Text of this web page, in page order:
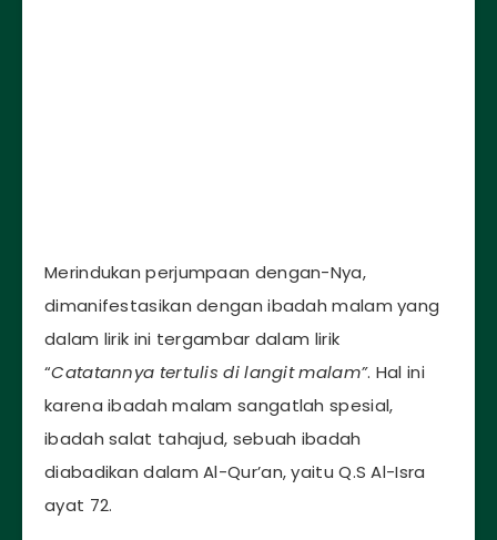
Merindukan perjumpaan dengan-Nya,
dimanifestasikan dengan ibadah malam yang
dalam lirik ini tergambar dalam lirik
“Catatannya tertulis di langit malam”. Hal ini
karena ibadah malam sangatlah spesial,
ibadah salat tahajud, sebuah ibadah
diabadikan dalam Al-Qur’an, yaitu Q.S Al-Isra
ayat 72.